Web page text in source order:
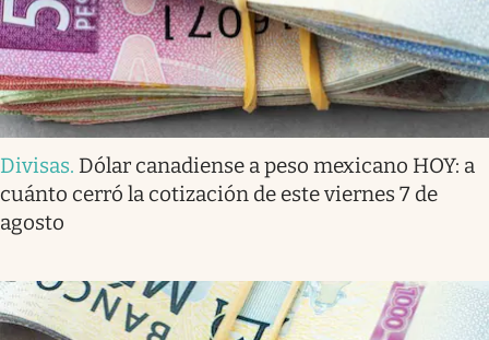
Divisas. Dólar canadiense a peso mexicano HOY: a
cuánto cerró la cotización de este viernes 7 de
agosto